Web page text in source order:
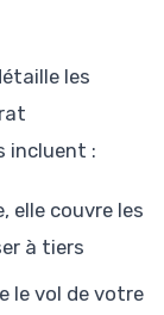
les
incluent :
elle couvre les
à tiers
le vol de votre